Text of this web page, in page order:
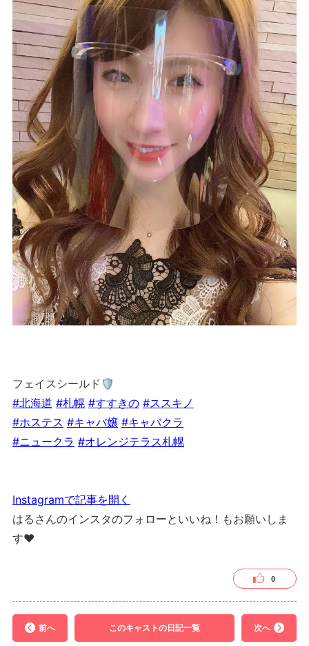
フェイスシールド🛡
#北海道 #札幌 #すすきの #ススキノ
#ホステス #キャバ嬢 #キャバクラ
#ニュークラ #オレンジテラス札幌
Instagramで記事を開く
はるさんのインスタのフォローといいね！もお願いしま
す❤︎
0
前へ このキャストの日記一覧 次へ